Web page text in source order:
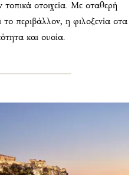
στοιχεία. Με σταθερή
περιβάλλον, η φιλοξενία στα
και ουσία.